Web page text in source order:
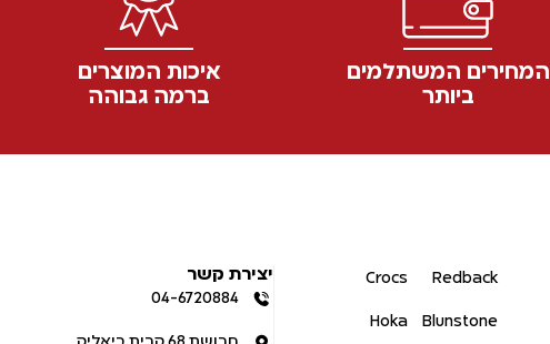
המחירים המשתלמים
ביותר
איכות המוצרים
ברמה גבוהה
Redback
Blunstone
Crocs
Hoka
יצירת קשר
04-6720884